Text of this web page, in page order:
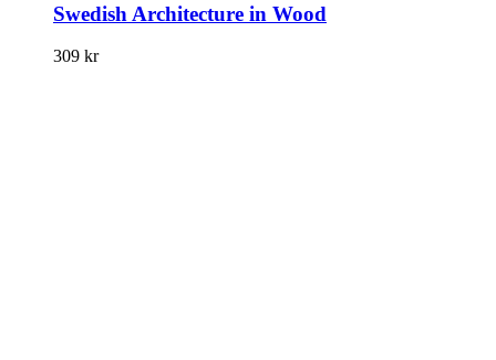
Swedish Architecture in Wood
309 kr